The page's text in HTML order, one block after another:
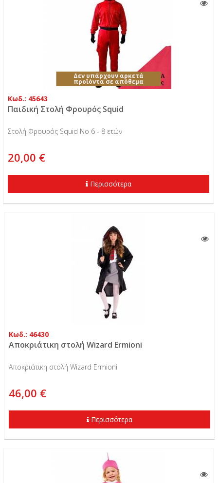
Δεν υπάρχουν αρκετά
προϊόντα σε απόθεμα
Κωδ.: 45643
Παιδική Στολή Φρουρός Squid
Στολή Φρουρός Squid Νο 6 - 8 ετών
20,00 €
Περισσότερα
Κωδ.: 46430
Αποκριάτικη στολή Wizard Ermioni
Aποκριάτικη στολή Wizard Ermioni
46,00 €
Περισσότερα